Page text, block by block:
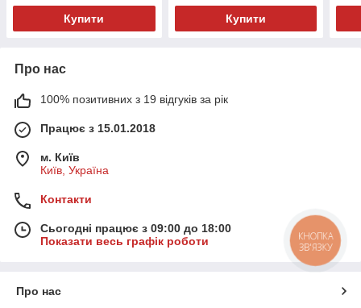
Купити Купити
Про нас
100% позитивних з 19 відгуків за рік
Працює з 15.01.2018
м. Київ
Київ, Україна
Контакти
Сьогодні працює з 09:00 до 18:00
Показати весь графік роботи
Про нас
КНОПКА
ЗВ'ЯЗКУ